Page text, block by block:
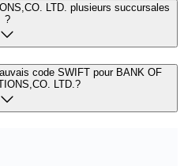
LTD. plusieurs succursales
?
code SWIFT pour BANK OF
LTD.?